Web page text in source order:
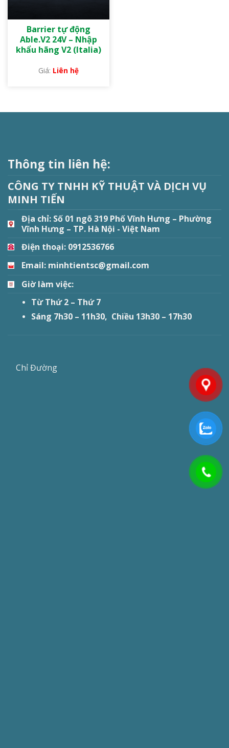
Barrier tự động
Able.V2 24V – Nhập
khẩu hãng V2 (Italia)
Liên hệ
Thông tin liên hệ:
CÔNG TY TNHH KỸ THUẬT VÀ DỊCH VỤ
MINH TIẾN
Địa chỉ: Số 01 ngõ 319 Phố Vĩnh Hưng – Phường
Vĩnh Hưng – TP. Hà Nội - Việt Nam
Điện thoại: 0912536766
Email: minhtientsc@gmail.com
Giờ làm việc:
Từ Thứ 2 – Thứ 7
Sáng 7h30 – 11h30, Chiều 13h30 – 17h30
Chỉ Đường